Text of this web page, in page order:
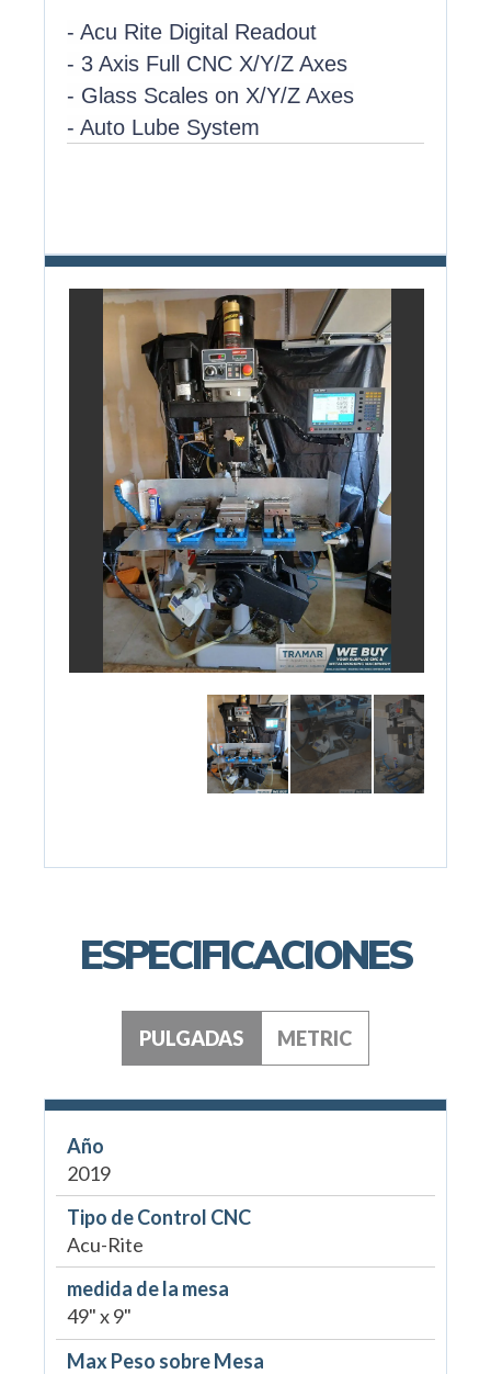
- Acu Rite Digital Readout
- 3 Axis Full CNC X/Y/Z Axes
- Glass Scales on X/Y/Z Axes
- Auto Lube System
ESPECIFICACIONES
PULGADAS METRIC
Año
2019
Tipo de Control CNC
Acu-Rite
medida de la mesa
49" x 9"
Max Peso sobre Mesa